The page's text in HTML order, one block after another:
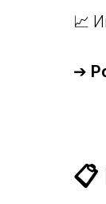
📈
➔
📋